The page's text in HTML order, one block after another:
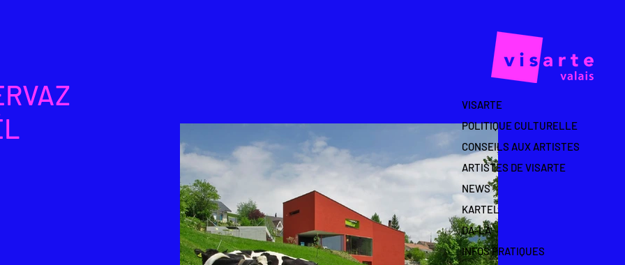
VISARTE
POLITIQUE CULTURELLE
CONSEILS AUX ARTISTES
ARTISTES DE VISARTE
NEWS
KARTEL
DA-LÀ
INFOS PRATIQUES